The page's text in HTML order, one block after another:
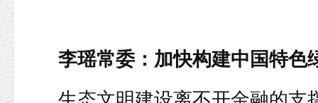
李瑶常委： 加快构建中国特色